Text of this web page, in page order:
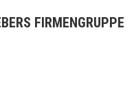
FIRMENGRUPPE